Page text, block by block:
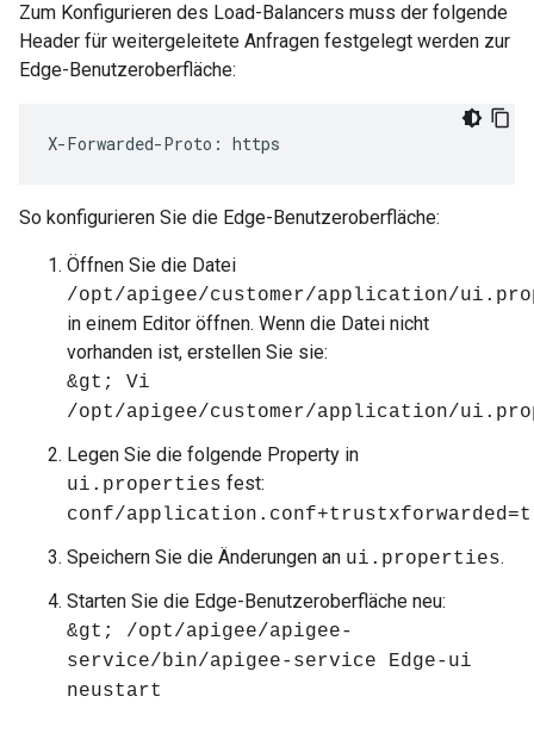
Zum Konfigurieren des Load-Balancers muss der folgende
Header für weitergeleitete Anfragen festgelegt werden zur
Edge-Benutzeroberfläche:
X-Forwarded-Proto: https
So konfigurieren Sie die Edge-Benutzeroberfläche:
Öffnen Sie die Datei
/opt/apigee/customer/application/
in einem Editor öffnen. Wenn die Datei nicht
vorhanden ist, erstellen Sie sie:
&gt; Vi
/opt/apigee/customer/application/
Legen Sie die folgende Property in
ui.properties fest:
conf/
Speichern Sie die Änderungen an ui.properties.
Starten Sie die Edge-Benutzeroberfläche neu:
&gt; /opt/apigee/apigee-
service/bin/apigee-service Edge-ui
neustart